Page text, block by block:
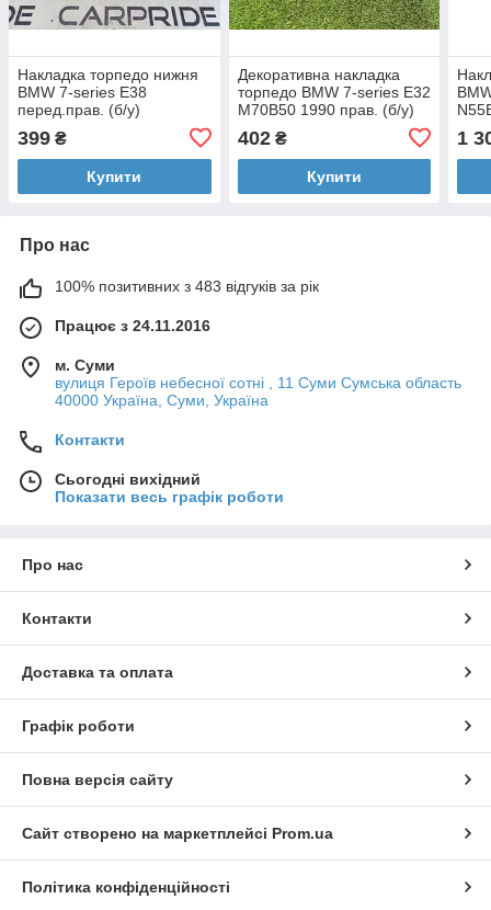
Накладка торпедо нижня
BMW 7-series E38
перед.прав. (б/у)
399 ₴
Купити
Декоративна накладка
торпедо BMW 7-series E32
M70B50 1990 прав. (б/у)
402₴
Купити
1
Про нас
100% позитивних з 483 відгуків за рік
Працює з 24.11.2016
м. Суми
вулиця Героїв небесної сотні , 11 Суми Сумська область
40000 Україна, Суми, Україна
Контакти
Сьогодні вихідний
Показати весь графік роботи
Про нас
Контакти
Доставка та оплата
Графік роботи
Повна версія сайту
Сайт створено на маркетплейсі Prom.ua
Політика конфіденційності